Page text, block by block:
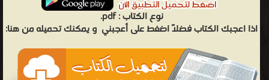
نوع الكتاب :pdf.
اذا اعجبك الكتاب فضلاً اضغط على أعجبني و يمكنك تحميله من هنا: